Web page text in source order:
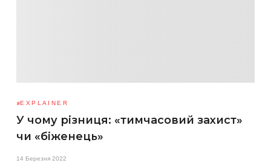
EXPLAINER
У чому різниця: «тимчасовий захист»
чи «біженець»
14 Березня 2022